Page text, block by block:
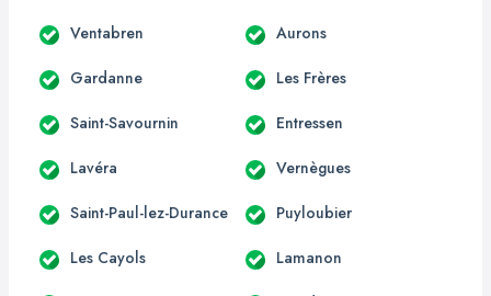
Ventabren Aurons
Gardanne Les Frères
Saint-Savournin Entressen
Lavéra Vernègues
Saint-Paul-lez-Durance Puyloubier
Les Cayols Lamanon